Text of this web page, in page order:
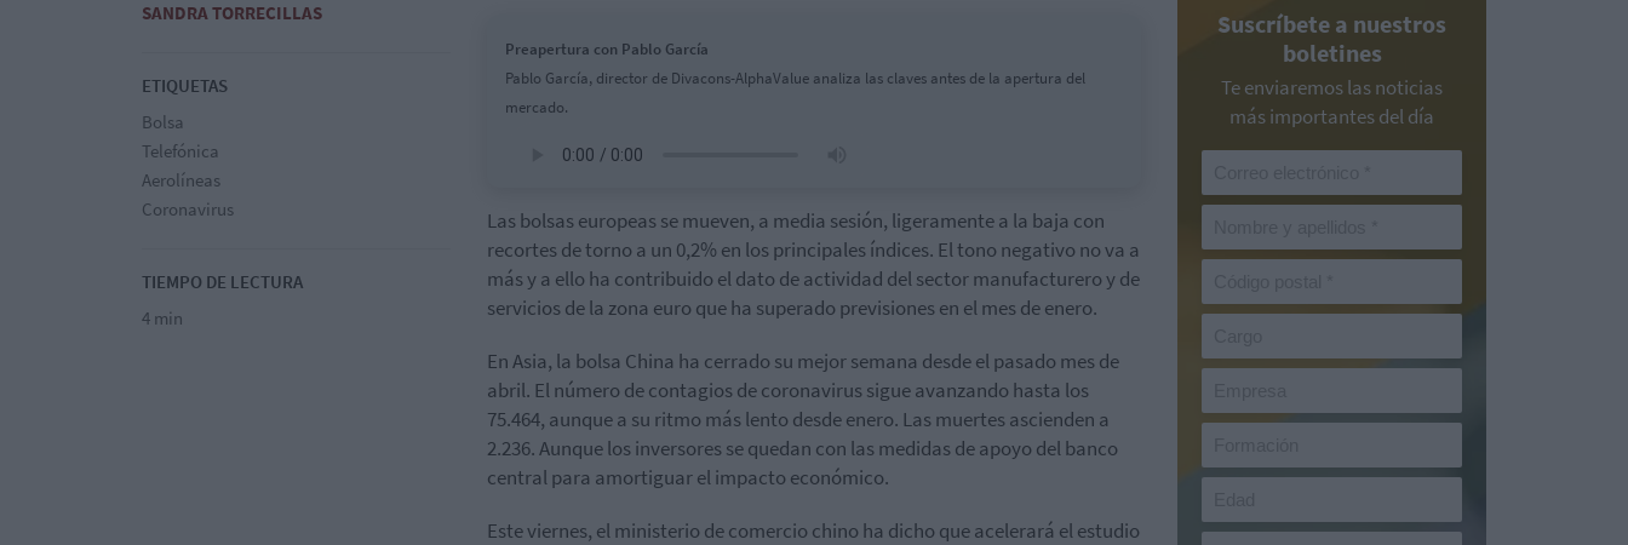
SANDRA TORRECILLAS
ETIQUETAS
Bolsa
Telefónica
Aerolíneas
Coronavirus
TIEMPO DE LECTURA
4 min
Preapertura con Pablo García
Pablo García, director de Divacons-AlphaValue analiza las claves antes de la apertura del
mercado.
Las bolsas europeas se mueven, a media sesión, ligeramente a la baja con
recortes de torno a un 0,2% en los principales índices. El tono negativo no va a
más y a ello ha contribuido el dato de actividad del sector manufacturero y de
servicios de la zona euro que ha superado previsiones en el mes de enero.
En Asia, la bolsa China ha cerrado su mejor semana desde el pasado mes de
abril. El número de contagios de coronavirus sigue avanzando hasta los
75.464, aunque a su ritmo más lento desde enero. Las muertes ascienden a
2.236. Aunque los inversores se quedan con las medidas de apoyo del banco
central para amortiguar el impacto económico.
Este viernes, el ministerio de comercio chino ha dicho que acelerará el estudio
Suscríbete a nuestros
boletines
Te enviaremos las noticias
más importantes del día